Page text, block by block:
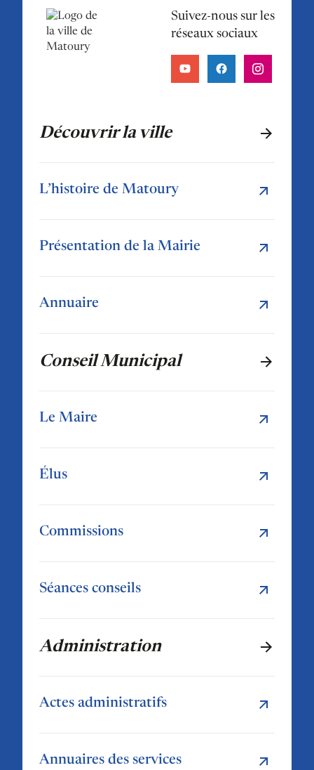
Suivez-nous sur les
réseaux sociaux
Découvrir la ville
L’histoire de Matoury
Présentation de la Mairie
Annuaire
Conseil Municipal
Le Maire
Élus
Commissions
Séances conseils
Administration
Actes administratifs
Annuaires des services